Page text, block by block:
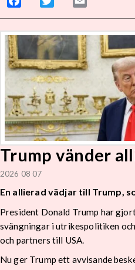
Trump vänder
2026 08 07
En allierad vädjar till Trump,
President Donald Trump har
svängningar i utrikespolitiken
och partners till USA.
Nu ger Trump ett avvisande